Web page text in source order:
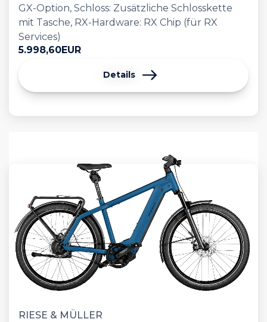
GX-Option, Schloss: Zusätzliche Schlosskette
mit Tasche, RX-Hardware: RX Chip (für RX
Services)
5.998,60EUR
Details
RIESE & MÜLLER